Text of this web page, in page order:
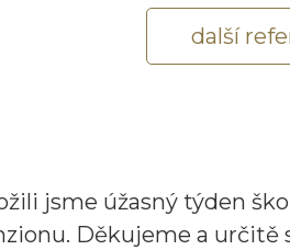
další
jsme úžasný týden
Děkujeme a určitě